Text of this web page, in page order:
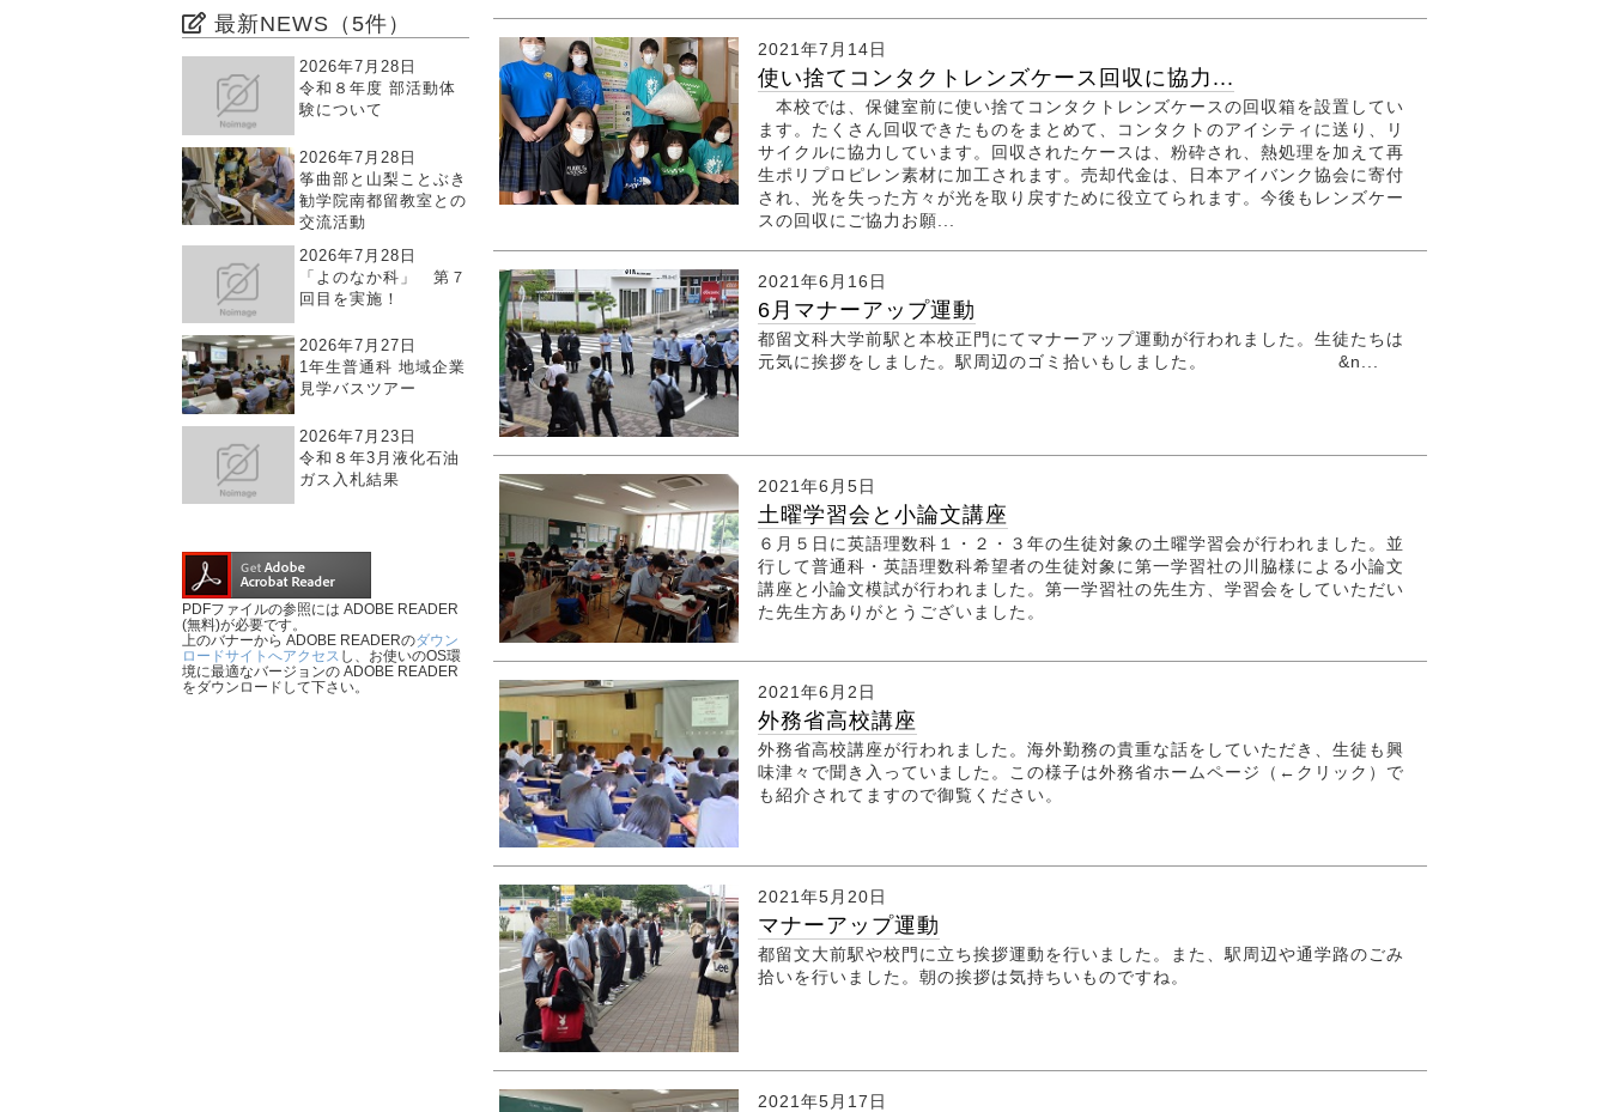
2021年7月14日
使い捨てコンタクトレンズケース回収に協力...
本校では、保健室前に使い捨てコンタクトレンズケースの回収箱を設置してい
ます。たくさん回収できたものをまとめて、コンタクトのアイシティに送り、リ
サイクルに協力しています。回収されたケースは、粉砕され、熱処理を加えて再
生ポリプロピレン素材に加工されます。売却代金は、日本アイバンク協会に寄付
され、光を失った方々が光を取り戻すために役立てられます。今後もレンズケー
スの回収にご協力お願...
2021年6月16日
6月マナーアップ運動
都留文科大学前駅と本校正門にてマナーアップ運動が行われました。生徒たちは
元気に挨拶をしました。駅周辺のゴミ拾いもしました。 &n...
2021年6月5日
土曜学習会と小論文講座
６月５日に英語理数科１・２・３年の生徒対象の土曜学習会が行われました。並
行して普通科・英語理数科希望者の生徒対象に第一学習社の川脇様による小論文
講座と小論文模試が行われました。第一学習社の先生方、学習会をしていただい
た先生方ありがとうございました。
2021年6月2日
外務省高校講座
外務省高校講座が行われました。海外勤務の貴重な話をしていただき、生徒も興
味津々で聞き入っていました。この様子は外務省ホームページ（←クリック）で
も紹介されてますので御覧ください。
2021年5月20日
マナーアップ運動
都留文大前駅や校門に立ち挨拶運動を行いました。また、駅周辺や通学路のごみ
拾いを行いました。朝の挨拶は気持ちいものですね。
2021年5月17日
最新NEWS（5件）
2026年7月28日
令和８年度 部活動体
験について
2026年7月28日
筝曲部と山梨ことぶき
勧学院南都留教室との
交流活動
2026年7月28日
「よのなか科」 第７
回目を実施！
2026年7月27日
1年生普通科 地域企業
見学バスツアー
2026年7月23日
令和８年3月液化石油
ガス入札結果
PDFファイルの参照には ADOBE READER
(無料)が必要です。
上のバナーから ADOBE READERのダウン
ロードサイトへアクセス し、お使いのOS環
境に最適なバージョンの ADOBE READER
をダウンロードして下さい。